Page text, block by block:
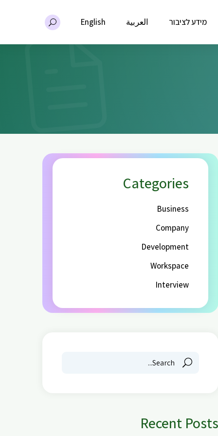
מידע לציבור العربية English
Categories
Business
Company
Development
Workspace
Interview
Recent Posts